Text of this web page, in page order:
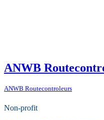
ANWB
ANWB Routecontroleurs
Non-profit